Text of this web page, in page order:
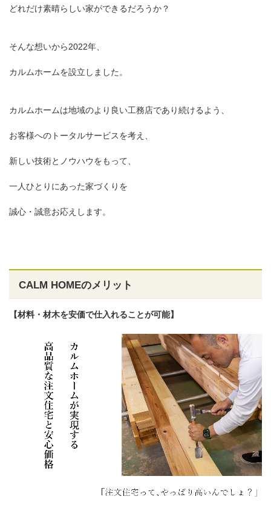
どれだけ素晴らしい家ができるだろうか？
そんな想いから2022年、
カルムホームを設立しました。
カルムホームは地域のより良い工務店であり続けるよう、
お客様へのトータルサービスを考え、
新しい技術とノウハウをもって、
一人ひとりにあった家づくりを
誠心・誠意お応えします。
CALM HOMEのメリット
【材料・材木を安価で仕入れることが可能】